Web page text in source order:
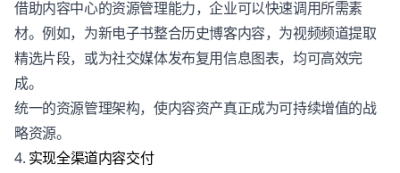
借助内容中心的资源管理能力，企业可以快速调用所需素
材。例如，为新电子书整合历史博客内容，为视频频道提取
精选片段，或为社交媒体发布复用信息图表，均可高效完
成。
统一的资源管理架构，使内容资产真正成为可持续增值的战
略资源。
4. 实现全渠道内容交付